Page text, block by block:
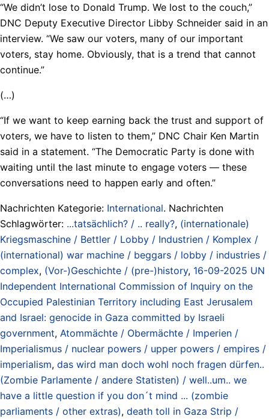
“We didn’t lose to Donald Trump. We lost to the couch,”
DNC Deputy Executive Director Libby Schneider said in an
interview. “We saw our voters, many of our important
voters, stay home. Obviously, that is a trend that cannot
continue.”
(…)
“If we want to keep earning back the trust and support of
voters, we have to listen to them,” DNC Chair Ken Martin
said in a statement. “The Democratic Party is done with
waiting until the last minute to engage voters — these
conversations need to happen early and often.”
Nachrichten Kategorie: International. Nachrichten
Schlagwörter: ...tatsächlich? / .. really?, (internationale)
Kriegsmaschine / Bettler / Lobby / Industrien / Komplex /
(international) war machine / beggars / lobby / industries /
complex, (Vor-)Geschichte / (pre-)history, 16-09-2025 UN
Independent International Commission of Inquiry on the
Occupied Palestinian Territory including East Jerusalem
and Israel: genocide in Gaza committed by Israeli
government, Atommächte / Obermächte / Imperien /
Imperialismus / nuclear powers / upper powers / empires /
imperialism, das wird man doch wohl noch fragen dürfen..
(Zombie Parlamente / andere Statisten) / well..um.. we
have a little question if you don´t mind ... (zombie
parliaments / other extras), death toll in Gaza Strip /